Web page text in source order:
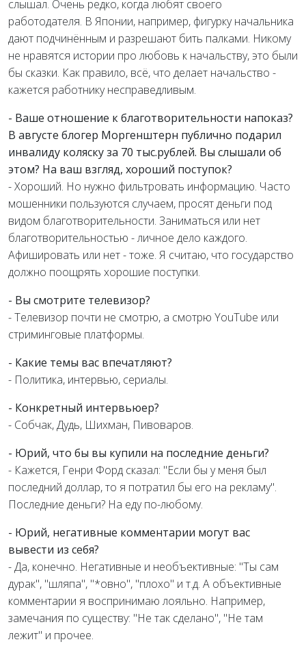
слышал. Очень редко, когда любят своего
работодателя. В Японии, например, фигурку начальника
дают подчинённым и разрешают бить палками. Никому
не нравятся истории про любовь к начальству, это были
бы сказки. Как правило, всё, что делает начальство -
кажется работнику несправедливым.
- Ваше отношение к благотворительности напоказ?
В августе блогер Моргенштерн публично подарил
инвалиду коляску за 70 тыс.рублей. Вы слышали об
этом? На ваш взгляд, хороший поступок?
- Хороший. Но нужно фильтровать информацию. Часто
мошенники пользуются случаем, просят деньги под
видом благотворительности. Заниматься или нет
благотворительностью - личное дело каждого.
Афишировать или нет - тоже. Я считаю, что государство
должно поощрять хорошие поступки.
- Вы смотрите телевизор?
- Телевизор почти не смотрю, а смотрю YouTube или
стриминговые платформы.
- Какие темы вас впечатляют?
- Политика, интервью, сериалы.
- Конкретный интервьюер?
- Собчак, Дудь, Шихман, Пивоваров.
- Юрий, что бы вы купили на последние деньги?
- Кажется, Генри Форд сказал: "Если бы у меня был
последний доллар, то я потратил бы его на рекламу".
Последние деньги? На еду по-любому.
- Юрий, негативные комментарии могут вас
вывести из себя?
- Да, конечно. Негативные и необъективные: "Ты сам
дурак", "шляпа", "*овно", "плохо" и т.д. А объективные
комментарии я воспринимаю лояльно. Например,
замечания по существу: "Не так сделано", "Не там
лежит" и прочее.